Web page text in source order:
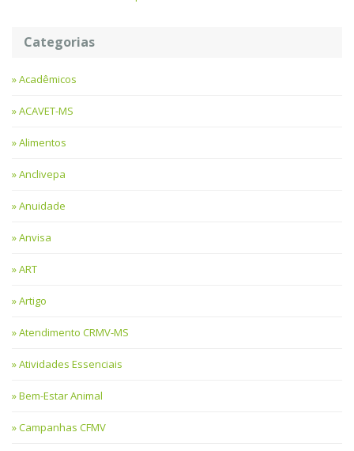
Categorias
Acadêmicos
ACAVET-MS
Alimentos
Anclivepa
Anuidade
Anvisa
ART
Artigo
Atendimento CRMV-MS
Atividades Essenciais
Bem-Estar Animal
Campanhas CFMV